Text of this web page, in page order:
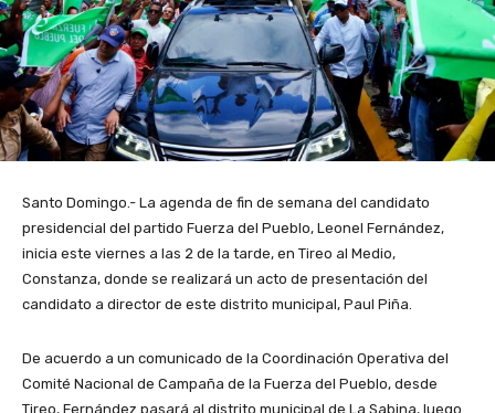
Santo Domingo.- La agenda de fin de semana del candidato
presidencial del partido Fuerza del Pueblo, Leonel Fernández,
inicia este viernes a las 2 de la tarde, en Tireo al Medio,
Constanza, donde se realizará un acto de presentación del
candidato a director de este distrito municipal, Paul Piña.
De acuerdo a un comunicado de la Coordinación Operativa del
Comité Nacional de Campaña de la Fuerza del Pueblo, desde
Tireo, Fernández pasará al distrito municipal de La Sabina, luego